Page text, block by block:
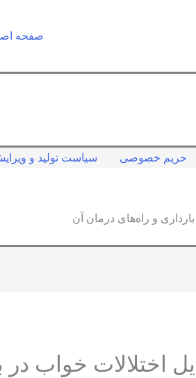
صفحه
حریم خصوصی سیاست تولید و
و راه‌های درمان آن
اختلالات خواب